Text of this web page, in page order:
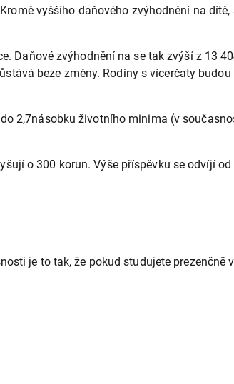
vyššího daňového zvýhodnění na dítě,
Daňové zvýhodnění na se tak zvýší z 13
beze změny. Rodiny s vícerčaty
2,7násobku životního minima (v
o 300 korun. Výše příspěvku se odvíjí od
je to tak, že pokud studujete prezenčně